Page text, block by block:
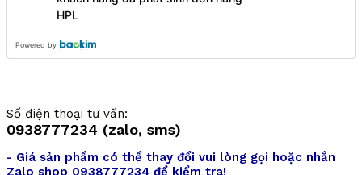
HPL
Powered by
Số điện thoại tư vấn:
0938777234 (zalo, sms)
- Giá sản phẩm có thể thay đổi vui lòng gọi hoặc nhắn
Zalo shop 0938777234 để kiểm tra!